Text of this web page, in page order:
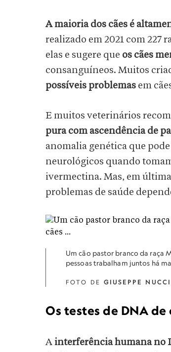
A maioria dos cães é
realizado em 2021 com 227
elas e sugere que os cães
consanguíneos. Muitos
possíveis problemas em
E muitos veterinários
pura com ascendência de
anomalia genética que
neurológicos quando
ivermectina. Mas, em
problemas de saúde
Um cão pastor branco da raça
pessoas trabalham juntos há
FOTO DE GIUSEPPE
Os testes de DNA de
A interferência humana no